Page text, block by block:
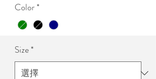
Color*
Size*